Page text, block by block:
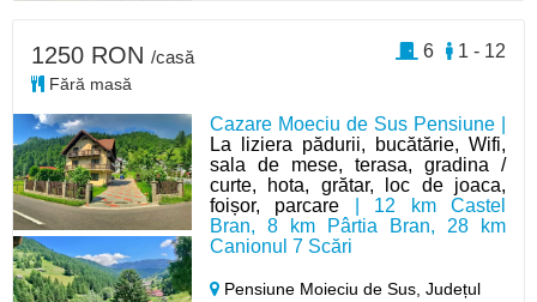
Cazare Moeciu de Sus Pensiune |
La liziera pădurii, bucătărie, Wifi,
sala de mese, terasa, gradina /
curte, hota, grătar, loc de joaca,
foișor, parcare | 12 km Castel
Bran, 8 km Pârtia Bran, 28 km
Canionul 7 Scări
Pensiune Moieciu de Sus,Județul
1250 RON /casă
Fără masă
1 - 12
6